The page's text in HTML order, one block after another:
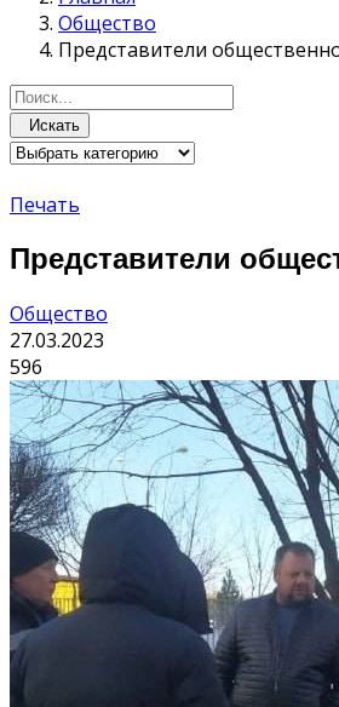
Общество
Представители
Искать
Печать
Представители
Общество
27.03.2023
596